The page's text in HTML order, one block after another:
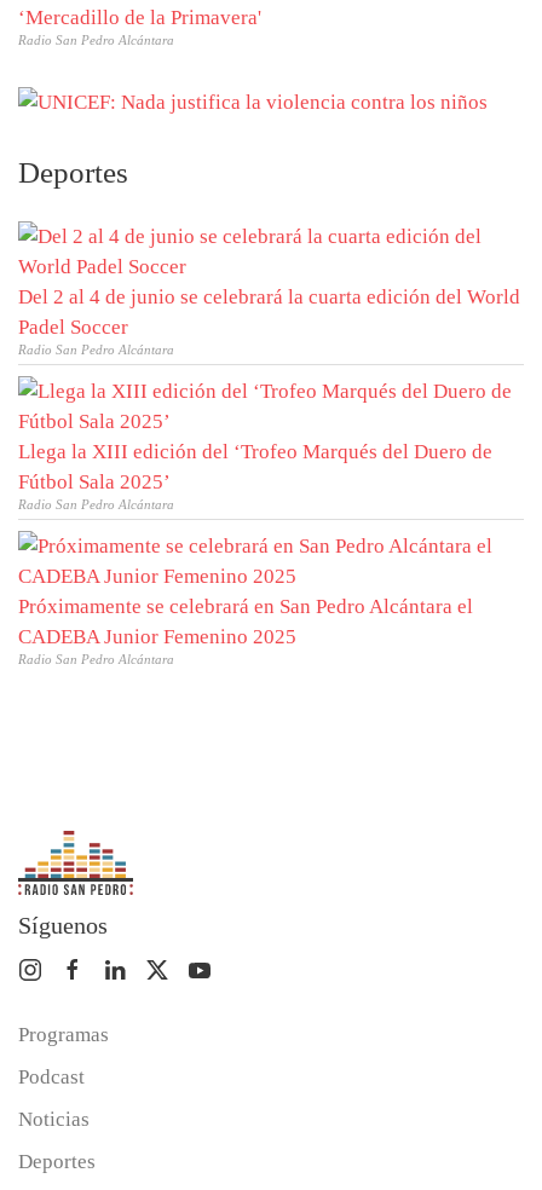
‘Mercadillo de la Primavera'
Radio San Pedro Alcántara
Deportes
Del 2 al 4 de junio se celebrará la cuarta edición del World
Padel Soccer
Radio San Pedro Alcántara
Llega la XIII edición del ‘Trofeo Marqués del Duero de
Fútbol Sala 2025’
Radio San Pedro Alcántara
Próximamente se celebrará en San Pedro Alcántara el
CADEBA Junior Femenino 2025
Radio San Pedro Alcántara
Síguenos
Programas
Podcast
Noticias
Deportes